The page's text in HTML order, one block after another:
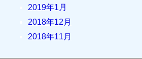
2019年1月
2018年12月
2018年11月